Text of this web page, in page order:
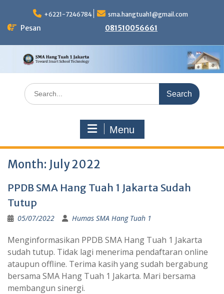
content
+6221-7246784 sma.hangtuah1@gmail.com
Pesan 081510056661
Search
for:
Menu
Month: July 2022
PPDB SMA Hang Tuah 1 Jakarta Sudah
Tutup
05/07/2022 Humas SMA Hang Tuah 1
Menginformasikan PPDB SMA Hang Tuah 1 Jakarta
sudah tutup. Tidak lagi menerima pendaftaran online
ataupun offline. Terima kasih yang sudah bergabung
bersama SMA Hang Tuah 1 Jakarta. Mari bersama
membangun sinergi.